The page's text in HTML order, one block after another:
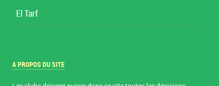
El Tarf
A PROPOS DU SITE